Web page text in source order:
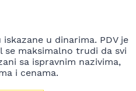
u dinarima. PDV je
se maksimalno trudi da svi
sa ispravnim nazivima,
i cenama.